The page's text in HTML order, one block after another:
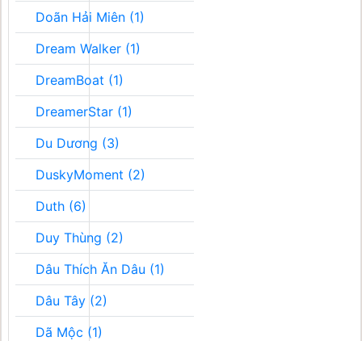
Doãn Hải Miên (1)
Dream Walker (1)
DreamBoat (1)
DreamerStar (1)
Du Dương (3)
DuskyMoment (2)
Duth (6)
Duy Thùng (2)
Dâu Thích Ăn Dâu (1)
Dâu Tây (2)
Dã Mộc (1)